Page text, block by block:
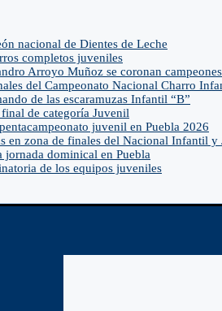
nacional de Dientes de Leche
completos juveniles
Arroyo Muñoz se coronan
del Campeonato Nacional Charro
de las escaramuzas Infantil “B”
de categoría Juvenil
juvenil en Puebla 2026
en zona de finales del Nacional Infantil
jornada dominical en Puebla
de los equipos juveniles